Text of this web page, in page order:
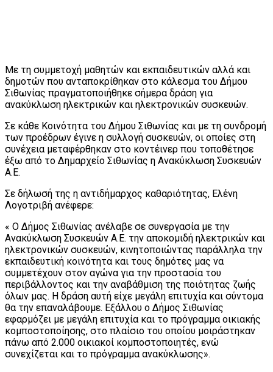
Με τη συμμετοχή μαθητών και εκπαιδευτικών αλλά και
δημοτών που ανταποκρίθηκαν στο κάλεσμα του Δήμου
Σιθωνίας πραγματοποιήθηκε σήμερα δράση για
ανακύκλωση ηλεκτρικών και ηλεκτρονικών συσκευών.
Σε κάθε Κοινότητα του Δήμου Σιθωνίας και με τη συνδρομή
των προέδρων έγινε η συλλογή συσκευών, οι οποίες στη
συνέχεια μεταφέρθηκαν στο κοντέινερ που τοποθέτησε
έξω από το Δημαρχείο Σιθωνίας η Ανακύκλωση Συσκευών
Α.Ε.
Σε δήλωσή της η αντιδήμαρχος καθαριότητας, Ελένη
Λογοτριβή ανέφερε:
« Ο Δήμος Σιθωνίας ανέλαβε σε συνεργασία με την
Ανακύκλωση Συσκευών Α.Ε. την αποκομιδή ηλεκτρικών και
ηλεκτρονικών συσκευών, κινητοποιώντας παράλληλα την
εκπαιδευτική κοινότητα και τους δημότες μας να
συμμετέχουν στον αγώνα για την προστασία του
περιβάλλοντος και την αναβάθμιση της ποιότητας ζωής
όλων μας. Η δράση αυτή είχε μεγάλη επιτυχία και σύντομα
θα την επαναλάβουμε. Εξάλλου ο Δήμος Σιθωνίας
εφαρμόζει με μεγάλη επιτυχία και το πρόγραμμα οικιακής
κομποστοποίησης, στο πλαίσιο του οποίου μοιράστηκαν
πάνω από 2.000 οικιακοί κομποστοποιητές, ενώ
συνεχίζεται και το πρόγραμμα ανακύκλωσης».